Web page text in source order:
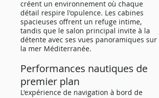
créent un environnement où chaque
détail respire l'opulence. Les cabines
spacieuses offrent un refuge intime,
tandis que le salon principal invite à la
détente avec ses vues panoramiques sur
la mer Méditerranée.
Performances nautiques de
premier plan
L'expérience de navigation à bord de